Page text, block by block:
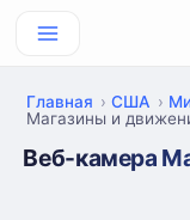
Главная США
Магазины и
Веб-камера